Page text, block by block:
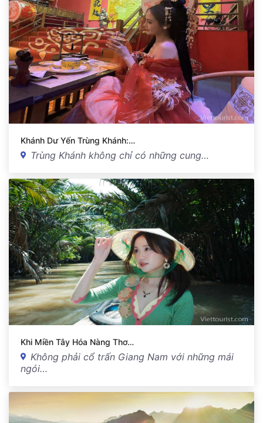
Khánh Dư Yến Trùng Khánh:…
Trùng Khánh không chỉ có những cung…
Khi Miền Tây Hóa Nàng Thơ…
Không phải cổ trấn Giang Nam với những mái
ngói…